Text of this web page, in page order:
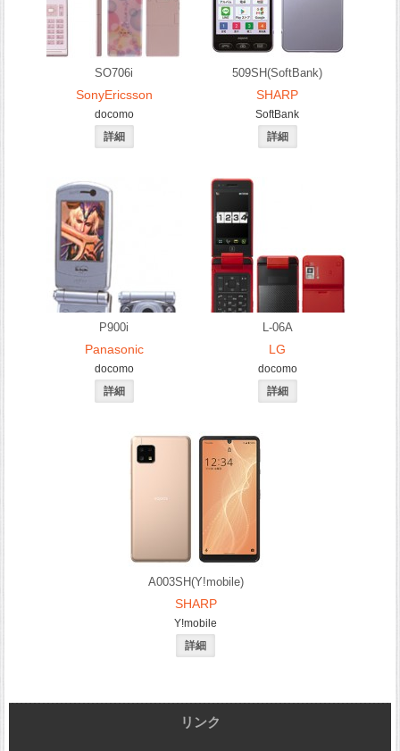
SO706i
SonyEricsson
docomo
509SH(SoftBank)
SHARP
SoftBank
P900i
Panasonic
docomo
L-06A
LG
docomo
A003SH(Y!mobile)
SHARP
Y!mobile
リンク